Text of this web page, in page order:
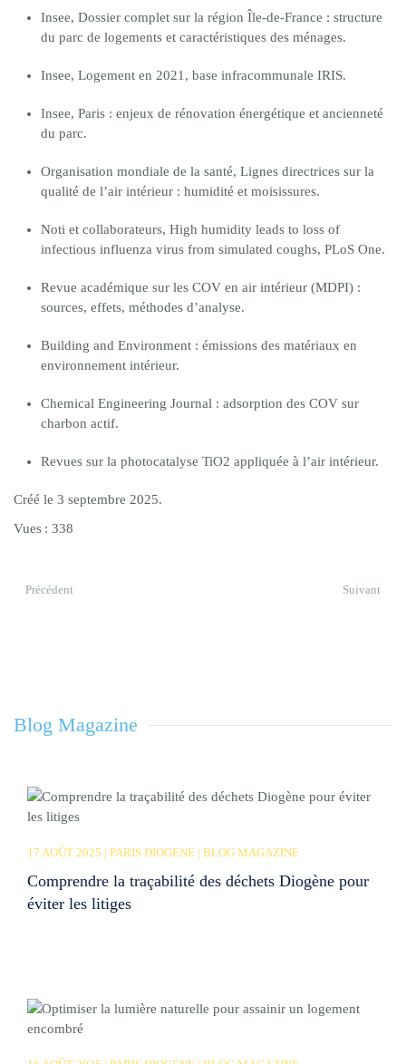
Insee, Dossier complet sur la région Île-de-France : structure
du parc de logements et caractéristiques des ménages.
Insee, Logement en 2021, base infracommunale IRIS.
Insee, Paris : enjeux de rénovation énergétique et ancienneté
du parc.
Organisation mondiale de la santé, Lignes directrices sur la
qualité de l’air intérieur : humidité et moisissures.
Noti et collaborateurs, High humidity leads to loss of
infectious influenza virus from simulated coughs, PLoS One.
Revue académique sur les COV en air intérieur (MDPI) :
sources, effets, méthodes d’analyse.
Building and Environment : émissions des matériaux en
environnement intérieur.
Chemical Engineering Journal : adsorption des COV sur
charbon actif.
Revues sur la photocatalyse TiO2 appliquée à l’air intérieur.
Créé le 3 septembre 2025.
Vues : 338
Précédent Suivant
Blog Magazine
17 AOÛT 2025 | PARIS DIOGENE | BLOG MAGAZINE
Comprendre la traçabilité des déchets Diogène pour
éviter les litiges